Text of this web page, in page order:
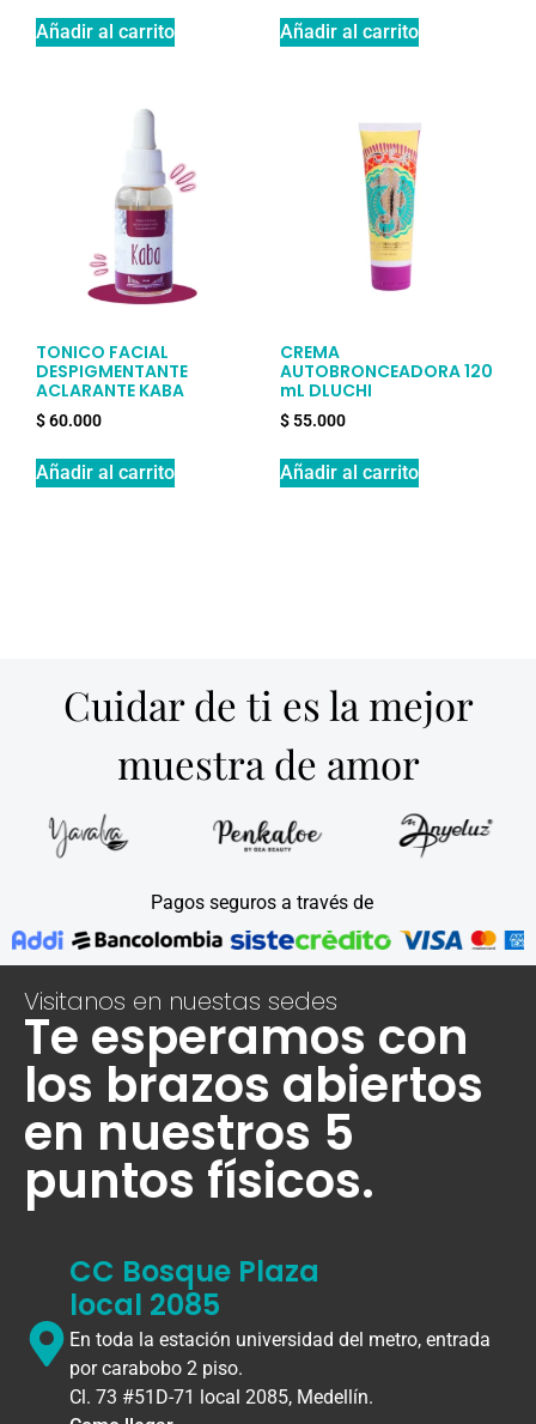
Añadir al carrito Añadir al carrito
TONICO FACIAL
DESPIGMENTANTE
ACLARANTE KABA
$60.000
Añadir al carrito
CREMA
AUTOBRONCEADORA 120
mL DLUCHI
$ 55.000
Añadir al carrito
Cuidar de ti es la mejor
muestra de amor
Pagos seguros a través de
Visitanos en nuestas sedes
Te esperamos con
los brazos abiertos
en nuestros 5
puntos físicos.
CC Bosque Plaza
local 2085
En toda la estación universidad del metro, entrada
por carabobo 2 piso.
Cl. 73 #51D-71 local 2085, Medellín.